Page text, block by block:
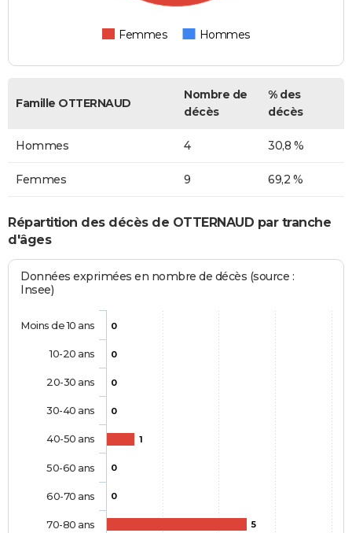
Femmes Hommes
Famille OTTERNAUD
Nombre de
décès
% des
décès
Hommes 4 30,8 %
Femmes 9 69,2 %
Répartition des décès de OTTERNAUD par tranche
d'âges
Données exprimées en nombre de décès (source :
Insee)
0
0
0
0
1
0
0
5
Moins de 10 ans
10-20 ans
20-30 ans
30-40 ans
40-50 ans
50-60 ans
60-70 ans
70-80 ans